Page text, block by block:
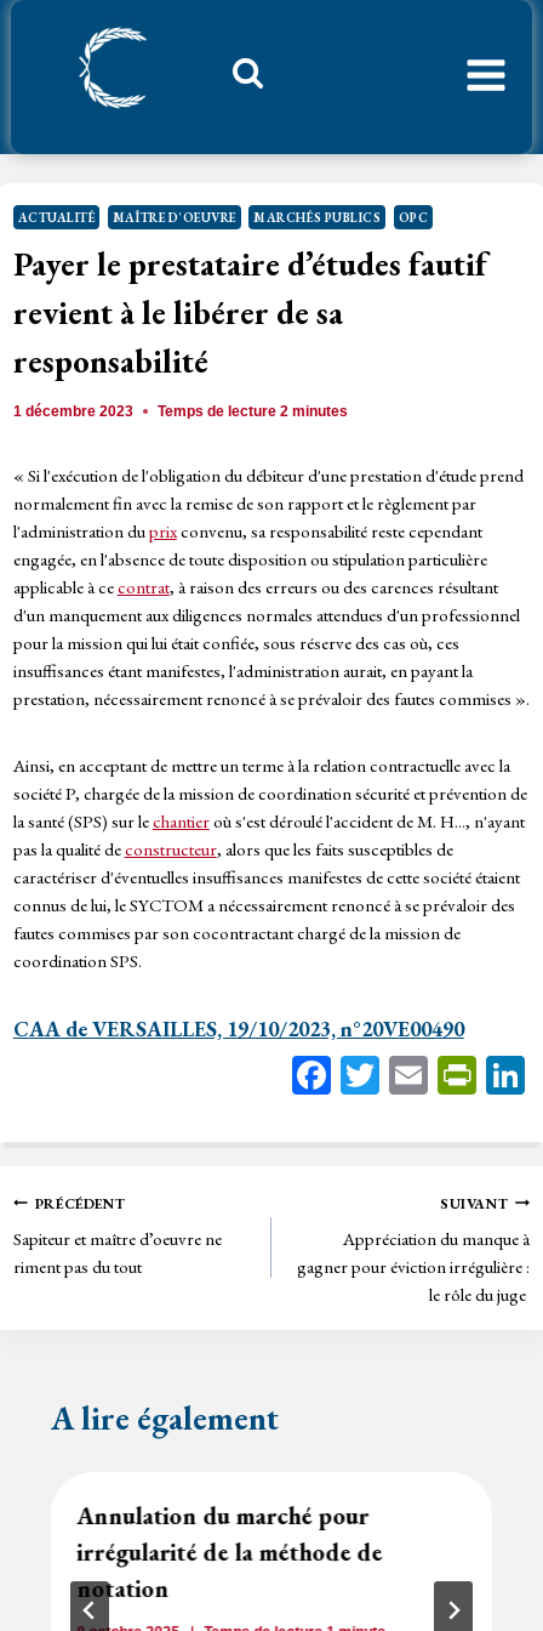
Aller
ACTUALITÉ MAÎTRE D'OEUVRE MARCHÉS PUBLICS OPC
Payer le prestataire d’études fautif
revient à le libérer de sa
responsabilité
1 décembre 2023 Temps de lecture2 minutes
« Si l'exécution de l'obligation du débiteur d'une prestation d'étude prend
normalement fin avec la remise de son rapport et le règlement par
l'administration duprixconvenu, sa responsabilité reste cependant
engagée, en l'absence de toute disposition ou stipulation particulière
applicable à cecontrat, à raison des erreurs ou des carences résultant
d'un manquement aux diligences normales attendues d'un professionnel
pour la mission qui lui était confiée, sous réserve des cas où, ces
insuffisances étant manifestes, l'administration aurait, en payant la
prestation, nécessairement renoncé à se prévaloir des fautes commises ».
Ainsi, en acceptant de mettre un terme à la relation contractuelle avec la
société P, chargée de la mission de coordination sécurité et prévention de
la santé (SPS) sur lechantieroù s'est déroulé l'accident de M. H..., n'ayant
pas la qualité deconstructeur, alors que les faits susceptibles de
caractériser d'éventuelles insuffisances manifestes de cette société étaient
connus de lui, le SYCTOM a nécessairement renoncé à se prévaloir des
fautes commises par son cocontractant chargé de la mission de
coordination SPS.
CAA de VERSAILLES, 19/10/2023, n°20VE00490
Fa
bo
T
tt
E
ail
Pr
tF
rie
n
dl
y
Navigation
de
PRÉCÉDENT
Sapiteur et maître d’oeuvre ne
riment pas du tout
SUIVANT
Appréciation du manque à
gagner pour éviction irrégulière :
le rôle du juge
A lire également
Annulation du marché pour
irrégularité de la méthode de
notation